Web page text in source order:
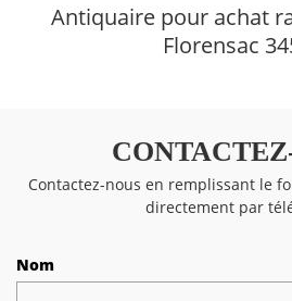
Antiquaire pour achat
Florensac
Contactez-nous en remplissant le
directement par
Nom